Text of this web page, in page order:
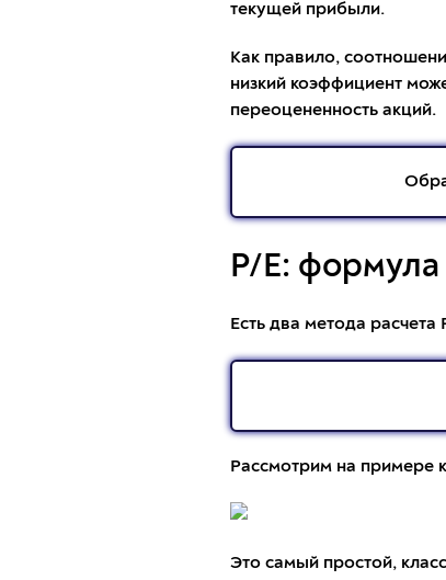
текущей прибыли.
Как правило,
низкий коэффициент
переоцененность акций.
P/E: формула
Есть два метода
Рассмотрим на примере
Это самый простой,